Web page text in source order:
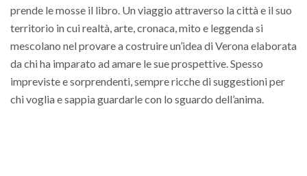
prende le mosse il libro. Un viaggio attraverso la città e il suo
territorio in cui realtà, arte, cronaca, mito e leggenda si
mescolano nel provare a costruire un’idea di Verona elaborata
da chi ha imparato ad amare le sue prospettive. Spesso
impreviste e sorprendenti, sempre ricche di suggestioni per
chi voglia e sappia guardarle con lo sguardo dell’anima.